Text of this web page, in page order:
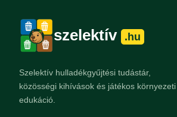
szelektív .hu
Szelektív hulladékgyűjtési tudástár,
közösségi kihívások és játékos környezeti
edukáció.